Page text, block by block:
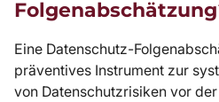
Eine Datenschutz-
präventives Instrument zur
von Datenschutzrisiken vor